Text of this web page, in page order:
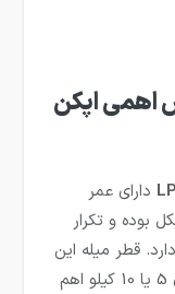
اهمی اپکن
دارای عمر
100 میلیون سیکل بوده و تکرار
از 0.01 میلی متر دارد. قطر میله این
خط کش 10میلیمتر می باشد. خروجی آن 5 یا 10 کیلو اهم